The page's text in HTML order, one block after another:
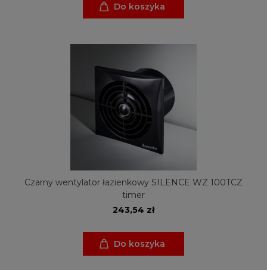
Do koszyka
Czarny wentylator łazienkowy SILENCE WZ 100TCZ
timer
243,54 zł
Do koszyka